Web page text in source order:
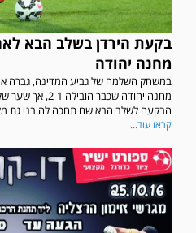
בקעת הירדן בשלב הבא
מחנה יהודה
מחנה יהודה שכבר
הבקעה לשלב הבא שם תחכה לה בני גת
קראו עוד...